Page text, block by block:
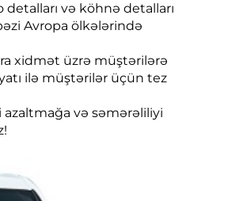
və köhnə detalları
Avropa ölkələrində
xidmət üzrə müştərilərə
ilə müştərilər üçün tez
azaltmağa və səmərəliliyi